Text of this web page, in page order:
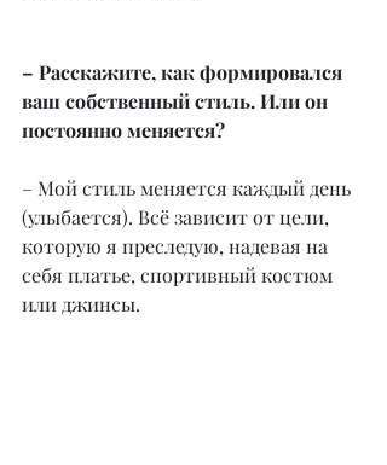
– Расскажите, как формировался
ваш собственный стиль. Или он
постоянно меняется?
– Мой стиль меняется каждый день
(улыбается). Всё зависит от цели,
которую я преследую, надевая на
себя платье, спортивный костюм
или джинсы.